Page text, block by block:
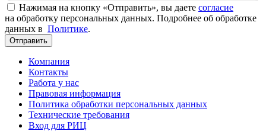
Нажимая на кнопку «Отправить», вы даете согласие
на обработку персональных данных. Подробнее об обработке
данных в Политике.
Отправить
Компания
Контакты
Работа у нас
Правовая информация
Политика обработки персональных данных
Технические требования
Вход для РИЦ